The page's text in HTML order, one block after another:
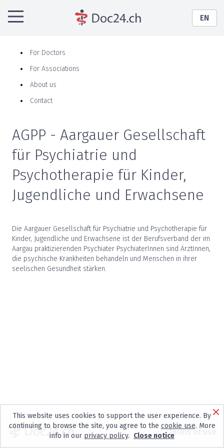
EN
For Doctors
For Associations
About us
Contact
AGPP - Aargauer Gesellschaft
für Psychiatrie und
Psychotherapie für Kinder,
Jugendliche und Erwachsene
Die Aargauer Gesellschaft für Psychiatrie und Psychotherapie für
Kinder, Jugendliche und Erwachsene ist der Berufsverband der im
Aargau praktizierenden Psychiater PsychiaterInnen sind ÄrztInnen,
die psychische Krankheiten behandeln und Menschen in ihrer
seelischen Gesundheit stärken.
Terms of use
This website uses cookies to support the user experience. By
continuing to browse the site, you agree to the cookie use. More
info in our privacy policy. Close notice